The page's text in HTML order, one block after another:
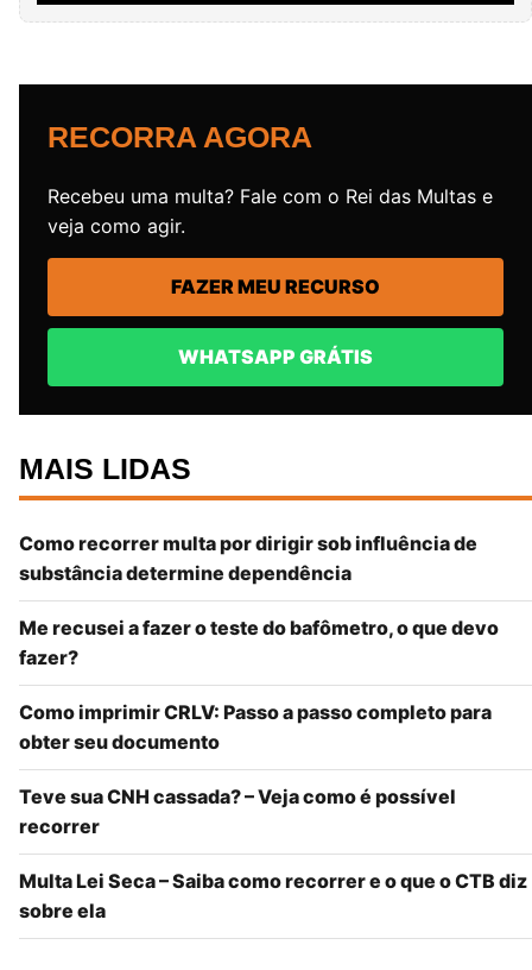
RECORRA AGORA
Recebeu uma multa? Fale com o Rei das Multas e
veja como agir.
FAZER MEU RECURSO
WHATSAPP GRÁTIS
MAIS LIDAS
Como recorrer multa por dirigir sob influência de
substância determine dependência
Me recusei a fazer o teste do bafômetro, o que devo
fazer?
Como imprimir CRLV: Passo a passo completo para
obter seu documento
Teve sua CNH cassada? – Veja como é possível
recorrer
Multa Lei Seca – Saiba como recorrer e o que o CTB diz
sobre ela